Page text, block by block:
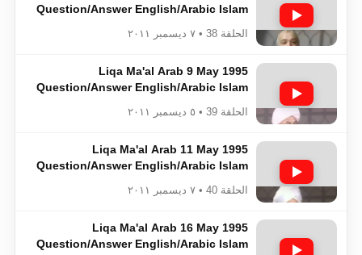
Question/Answer English/Arabic Islam
الحلقة 38 • ٧ ديسمبر ٢٠١١
Liqa Ma'al Arab 9 May 1995
Question/Answer English/Arabic Islam
الحلقة 39 • ٥ ديسمبر ٢٠١١
Liqa Ma'al Arab 11 May 1995
Question/Answer English/Arabic Islam
الحلقة 40 • ٧ ديسمبر ٢٠١١
Liqa Ma'al Arab 16 May 1995
Question/Answer English/Arabic Islam